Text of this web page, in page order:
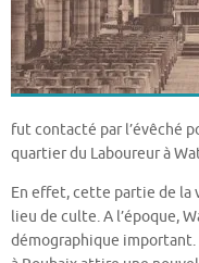
fut contacté par l’évêché
quartier du Laboureur à
En effet, cette partie de la
lieu de culte. A l’époque,
démographique important.